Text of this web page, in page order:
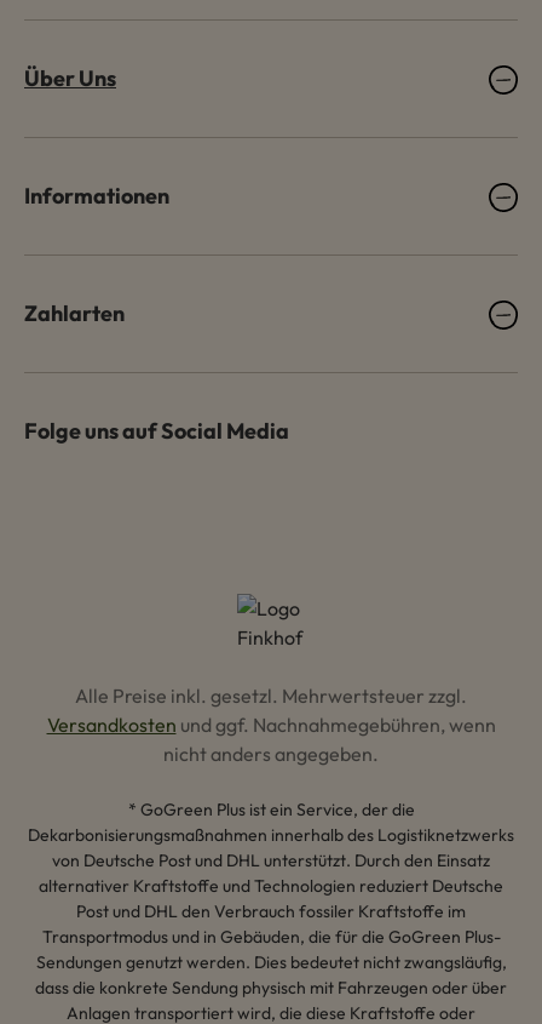
Über Uns
Informationen
Zahlarten
Folge uns auf Social Media
Alle Preise inkl. gesetzl. Mehrwertsteuer zzgl.
Versandkosten und ggf. Nachnahmegebühren, wenn
nicht anders angegeben.
* GoGreen Plus ist ein Service, der die
Dekarbonisierungsmaßnahmen innerhalb des Logistiknetzwerks
von Deutsche Post und DHL unterstützt. Durch den Einsatz
alternativer Kraftstoffe und Technologien reduziert Deutsche
Post und DHL den Verbrauch fossiler Kraftstoffe im
Transportmodus und in Gebäuden, die für die GoGreen Plus-
Sendungen genutzt werden. Dies bedeutet nicht zwangsläufig,
dass die konkrete Sendung physisch mit Fahrzeugen oder über
Anlagen transportiert wird, die diese Kraftstoffe oder